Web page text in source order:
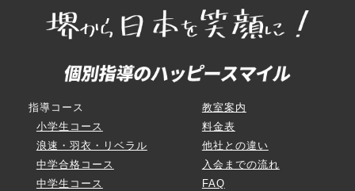
指導コース
小学生コース
浪速・羽衣・リベラル
中学合格コース
中学生コース
教室案内
料金表
他社との違い
入会までの流れ
FAQ